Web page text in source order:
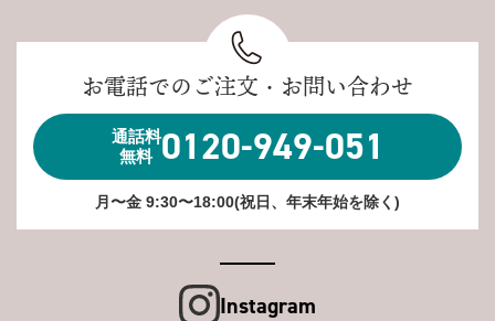
お電話でのご注文・お問い合わせ
通話料
無料 0120-949-051
月〜金 9:30〜18:00(祝日、年末年始を除く)
Instagram